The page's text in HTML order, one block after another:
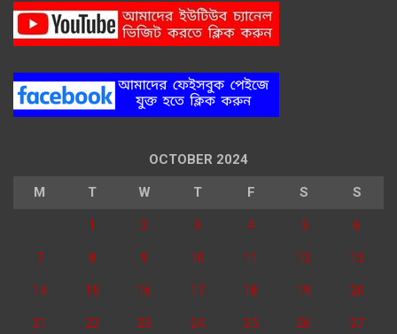
OCTOBER 2024
M T W T F S S
1 2 3 4 5 6
7 8 9 10 11 12 13
14 15 16 17 18 19 20
21 22 23 24 25 26 27